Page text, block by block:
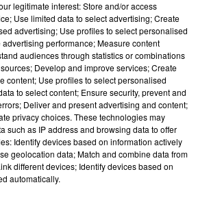
UJUC-19.mp3
legitimate interest: Store and/or access
Use limited data to select advertising; Create
advertising; Use profiles to select personalised
performance; Measure content
audiences through statistics or combinations
Develop and improve services; Create
content; Use profiles to select personalised
to select content; Ensure security, prevent and
Deliver and present advertising and content;
privacy choices. These technologies may
such as IP address and browsing data to offer
Identify devices based on information actively
geolocation data; Match and combine data from
different devices; Identify devices based on
automatically.